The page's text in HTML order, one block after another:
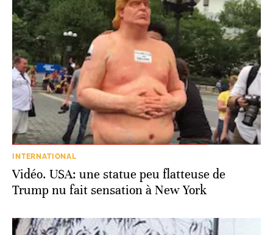
INTERNATIONAL
Vidéo. USA: une statue peu flatteuse de
Trump nu fait sensation à New York